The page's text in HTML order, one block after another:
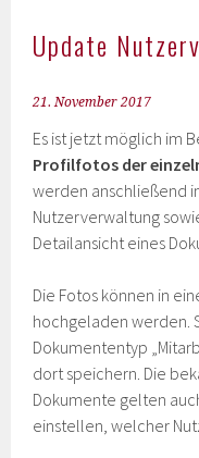
Update
21. November 2017
Es ist jetzt möglich im
Profilfotos der
werden anschließend
Nutzerverwaltung
Detailansicht eines
Die Fotos können in
hochgeladen werden.
Dokumententyp
dort speichern. Die
Dokumente gelten
einstellen, welcher